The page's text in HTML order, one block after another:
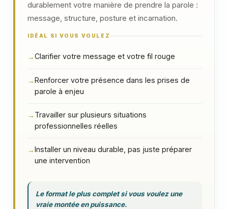
durablement votre manière de prendre la parole :
message, structure, posture et incarnation.
IDÉAL SI VOUS VOULEZ
→Clarifier votre message et votre fil rouge
→Renforcer votre présence dans les prises de
parole à enjeu
→ Travailler sur plusieurs situations
professionnelles réelles
→Installer un niveau durable, pas juste préparer
une intervention
Le format le plus complet si vous voulez une
vraie montée en puissance.